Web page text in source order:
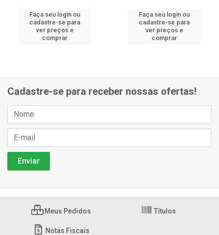
Faça seu login ou
cadastre-se para
ver preços e
comprar
Faça seu login ou
cadastre-se para
ver preços e
comprar
Cadastre-se para receber nossas ofertas!
Meus Pedidos Títulos
Notas Fiscais